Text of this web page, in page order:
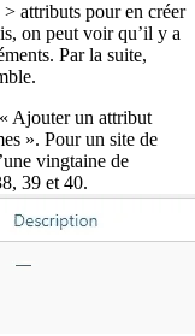
attributs pour en créer
on peut voir qu’il y a
Par la suite,
Ajouter un attribut
». Pour un site de
vingtaine de
39 et 40.